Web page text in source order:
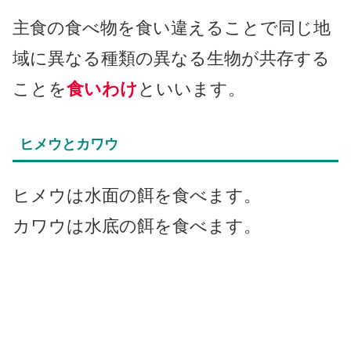
主食の食べ物を食い違えることで同じ地
域に異なる種類の異なる生物が共存する
ことを食いわけ といいます。
ヒメウとカワウ
ヒメウは水面の餌を食べます。
カワウは水底の餌を食べます。